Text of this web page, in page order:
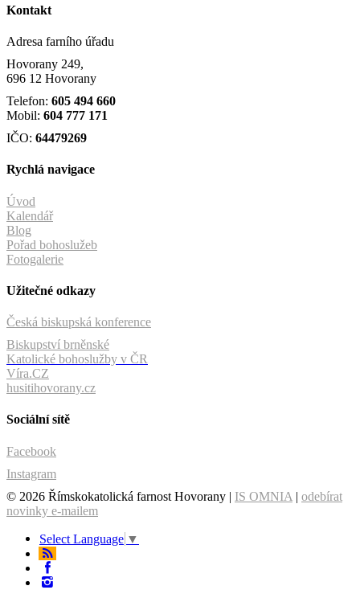
Kontakt
Adresa farního úřadu
Hovorany 249,
696 12 Hovorany
Telefon: 605 494 660
Mobil: 604 777 171
IČO: 64479269
Rychlá navigace
Úvod
Kalendář
Blog
Pořad bohoslužeb
Fotogalerie
Užitečné odkazy
Česká biskupská konference
Biskupství brněnské
Katolické bohoslužby v ČR
Víra.CZ
husitihovorany.cz
Sociální sítě
Facebook
Instagram
© 2026 Římskokatolická farnost Hovorany | IS OMNIA | odebírat
novinky e-mailem
Select Language ▼